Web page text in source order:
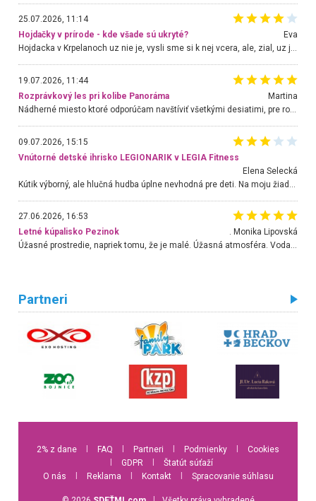
25.07.2026, 11:14
Hojdačky v prírode - kde všade sú ukryté?
Eva
Hojdacka v Krpelanoch uz nie je, vysli sme si k nej vcera, ale, zial, uz je znicena. Ak sem planujete cestu len kvoli hojdacke, mozete si ju usetrit. Krasny vyhlad je tu vsak aj bez hojdacky :-)
19.07.2026, 11:44
Rozprávkový les pri kolibe Panoráma
Martina
Nádherné miesto ktoré odporúčam navštíviť všetkými desiatimi, pre rodiny s deťmi, dôchodcom... Proste a jednoducho ozaj rozprávkový les.. určite ešte prídeme. Odniesli sme si na pamiatku krásne tričká,
09.07.2026, 15:15
Vnútorné detské ihrisko LEGIONARIK v LEGIA Fitness
Elena Selecká
27.06.2026, 16:53
Letné kúpalisko Pezinok
. Monika Lipovská
Úžasné prostredie, napriek tomu, že je malé. Úžasná atmosféra. Voda fantastická a nádherná. Ľudí je pomerne veľa, ale su mili a ohľaduplní. Je veľmi zaujímavé sledovať, ako dokážu spolu športovať cudzí ľudia a bez ohľadu na vek. Vládne tu pohoda. Vnuka neviem dostať z vody. Ďakujem za krásny deň . Urcite sa sem vrátim. Jediný problém je s parkovaním, ale aj ten sa mi podarilo vyriešiť. Monika Bratislava
Partneri
2% z dane FAQ Partneri Podmienky
Cookies
GDPR
Štatút súťaží
O nás
Reklama Kontakt Spracovanie súhlasu